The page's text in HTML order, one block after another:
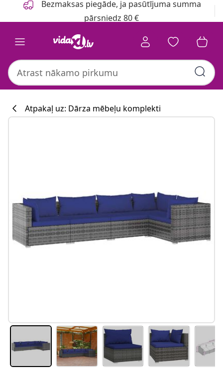
Bezmaksas piegāde, ja pasūtījuma summa
pārsniedz 80 €
Atpakaļ uz: Dārza mēbeļu komplekti